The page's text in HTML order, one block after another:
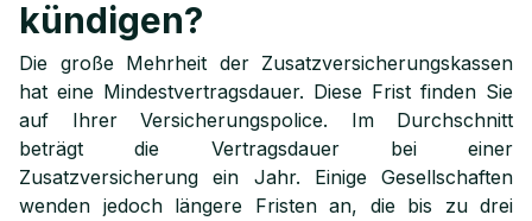
kündigen?
Die große Mehrheit der Zusatzversicherungskassen
hat eine Mindestvertragsdauer. Diese Frist finden Sie
auf Ihrer Versicherungspolice. Im Durchschnitt
beträgt die Vertragsdauer bei einer
Zusatzversicherung ein Jahr. Einige Gesellschaften
wenden jedoch längere Fristen an, die bis zu drei